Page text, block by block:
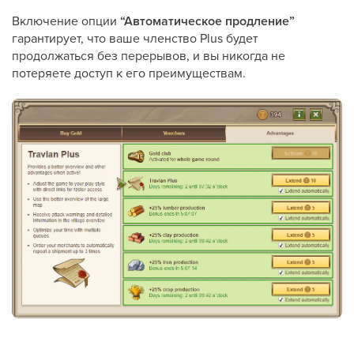
Включение опции “Автоматическое продление”
гарантирует, что ваше членство Plus будет
продолжаться без перерывов, и вы никогда не
потеряете доступ к его преимуществам.